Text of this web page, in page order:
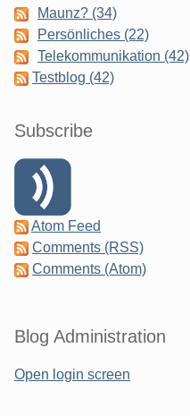
Maunz? (34)
Persönliches (22)
Telekommunikation (42)
Testblog (42)
Subscribe
Atom Feed
Comments (RSS)
Comments (Atom)
Blog Administration
Open login screen